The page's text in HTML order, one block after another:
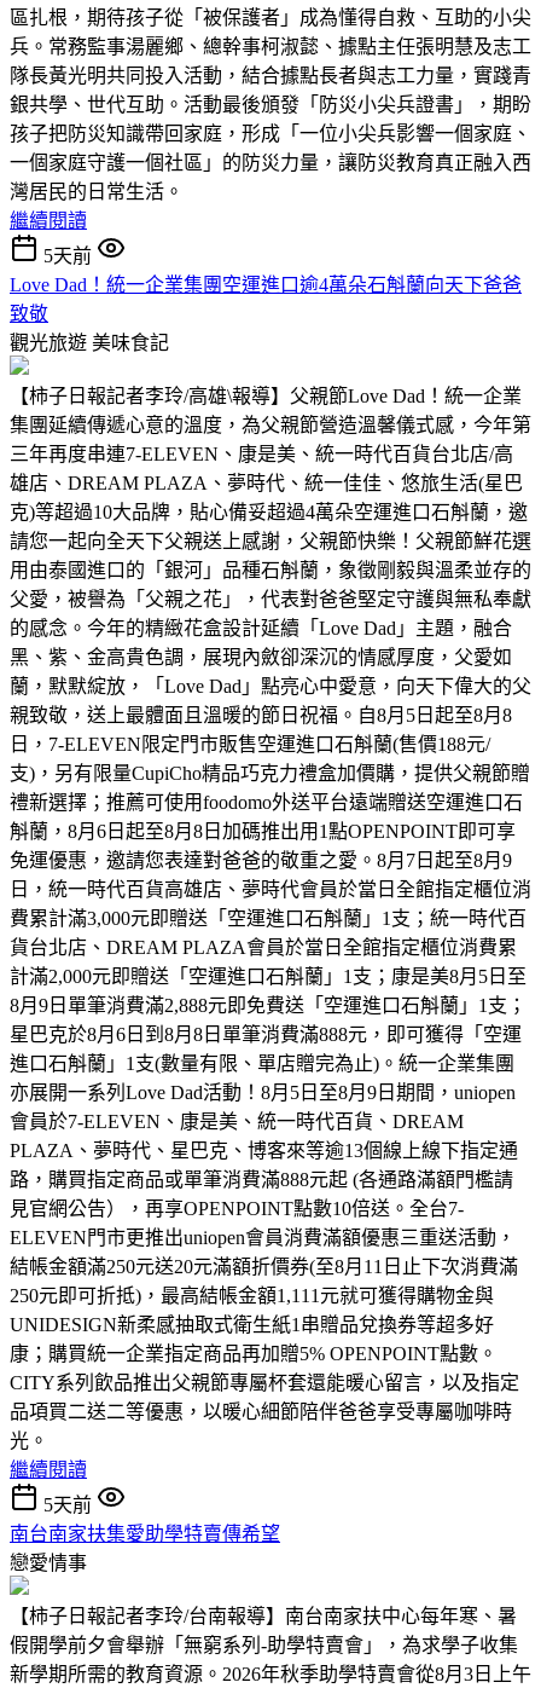
區扎根，期待孩子從「被保護者」成為懂得自救、互助的小尖
兵。常務監事湯麗鄉、總幹事柯淑懿、據點主任張明慧及志工
隊長黃光明共同投入活動，結合據點長者與志工力量，實踐青
銀共學、世代互助。活動最後頒發「防災小尖兵證書」，期盼
孩子把防災知識帶回家庭，形成「一位小尖兵影響一個家庭、
一個家庭守護一個社區」的防災力量，讓防災教育真正融入西
灣居民的日常生活。
繼續閱讀
5天前
Love Dad！統一企業集團空運進口逾4萬朵石斛蘭向天下爸爸
致敬
觀光旅遊 美味食記
【柿子日報記者李玲/高雄\報導】父親節Love Dad！統一企業
集團延續傳遞心意的溫度，為父親節營造溫馨儀式感，今年第
三年再度串連7-ELEVEN、康是美、統一時代百貨台北店/高
雄店、DREAM PLAZA、夢時代、統一佳佳、悠旅生活(星巴
克)等超過10大品牌，貼心備妥超過4萬朵空運進口石斛蘭，邀
請您一起向全天下父親送上感謝，父親節快樂！父親節鮮花選
用由泰國進口的「銀河」品種石斛蘭，象徵剛毅與溫柔並存的
父愛，被譽為「父親之花」，代表對爸爸堅定守護與無私奉獻
的感念。今年的精緻花盒設計延續「Love Dad」主題，融合
黑、紫、金高貴色調，展現內斂卻深沉的情感厚度，父愛如
蘭，默默綻放，「Love Dad」點亮心中愛意，向天下偉大的父
親致敬，送上最體面且溫暖的節日祝福。自8月5日起至8月8
日，7-ELEVEN限定門市販售空運進口石斛蘭(售價188元/
支)，另有限量CupiCho精品巧克力禮盒加價購，提供父親節贈
禮新選擇；推薦可使用foodomo外送平台遠端贈送空運進口石
斛蘭，8月6日起至8月8日加碼推出用1點OPENPOINT即可享
免運優惠，邀請您表達對爸爸的敬重之愛。8月7日起至8月9
日，統一時代百貨高雄店、夢時代會員於當日全館指定櫃位消
費累計滿3,000元即贈送「空運進口石斛蘭」1支；統一時代百
貨台北店、DREAM PLAZA會員於當日全館指定櫃位消費累
計滿2,000元即贈送「空運進口石斛蘭」1支；康是美8月5日至
8月9日單筆消費滿2,888元即免費送「空運進口石斛蘭」1支；
星巴克於8月6日到8月8日單筆消費滿888元，即可獲得「空運
進口石斛蘭」1支(數量有限、單店贈完為止)。統一企業集團
亦展開一系列Love Dad活動！8月5日至8月9日期間，uniopen
會員於7-ELEVEN、康是美、統一時代百貨、DREAM
PLAZA、夢時代、星巴克、博客來等逾13個線上線下指定通
路，購買指定商品或單筆消費滿888元起 (各通路滿額門檻請
見官網公告），再享OPENPOINT點數10倍送。全台7-
ELEVEN門市更推出uniopen會員消費滿額優惠三重送活動，
結帳金額滿250元送20元滿額折價券(至8月11日止下次消費滿
250元即可折抵)，最高結帳金額1,111元就可獲得購物金與
UNIDESIGN新柔感抽取式衛生紙1串贈品兌換券等超多好
康；購買統一企業指定商品再加贈5% OPENPOINT點數。
CITY系列飲品推出父親節專屬杯套還能暖心留言，以及指定
品項買二送二等優惠，以暖心細節陪伴爸爸享受專屬咖啡時
光。
繼續閱讀
5天前
南台南家扶集愛助學特賣傳希望
戀愛情事
【柿子日報記者李玲/台南報導】南台南家扶中心每年寒、暑
假開學前夕會舉辦「無窮系列-助學特賣會」，為求學子收集
新學期所需的教育資源。2026年秋季助學特賣會從8月3日上午